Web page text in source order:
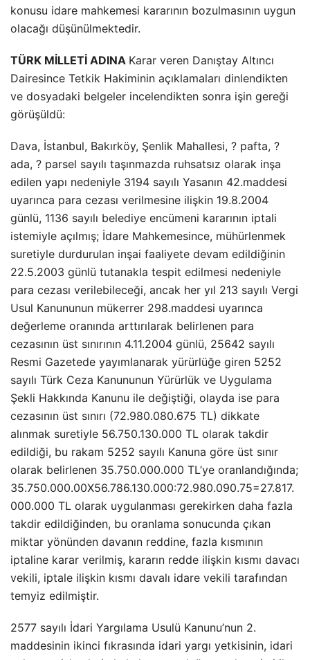
konusu idare mahkemesi kararının bozulmasının uygun
olacağı düşünülmektedir.
TÜRK MİLLETİ ADINA Karar veren Danıştay Altıncı
Dairesince Tetkik Hakiminin açıklamaları dinlendikten
ve dosyadaki belgeler incelendikten sonra işin gereği
görüşüldü:
Dava, İstanbul, Bakırköy, Şenlik Mahallesi, ? pafta, ?
ada, ? parsel sayılı taşınmazda ruhsatsız olarak inşa
edilen yapı nedeniyle 3194 sayılı Yasanın 42.maddesi
uyarınca para cezası verilmesine ilişkin 19.8.2004
günlü, 1136 sayılı belediye encümeni kararının iptali
istemiyle açılmış; İdare Mahkemesince, mühürlenmek
suretiyle durdurulan inşai faaliyete devam edildiğinin
22.5.2003 günlü tutanakla tespit edilmesi nedeniyle
para cezası verilebileceği, ancak her yıl 213 sayılı Vergi
Usul Kanununun mükerrer 298.maddesi uyarınca
değerleme oranında arttırılarak belirlenen para
cezasının üst sınırının 4.11.2004 günlü, 25642 sayılı
Resmi Gazetede yayımlanarak yürürlüğe giren 5252
sayılı Türk Ceza Kanununun Yürürlük ve Uygulama
Şekli Hakkında Kanunu ile değiştiği, olayda ise para
cezasının üst sınırı (72.980.080.675 TL) dikkate
alınmak suretiyle 56.750.130.000 TL olarak takdir
edildiği, bu rakam 5252 sayılı Kanuna göre üst sınır
olarak belirlenen 35.750.000.000 TL’ye oranlandığında;
35.750.000.00X56.786.130.000:72.980.090.75=27.817.
000.000 TL olarak uygulanması gerekirken daha fazla
takdir edildiğinden, bu oranlama sonucunda çıkan
miktar yönünden davanın reddine, fazla kısmının
iptaline karar verilmiş, kararın redde ilişkin kısmı davacı
vekili, iptale ilişkin kısmı davalı idare vekili tarafından
temyiz edilmiştir.
2577 sayılı İdari Yargılama Usulü Kanunu’nun 2.
maddesinin ikinci fıkrasında idari yargı yetkisinin, idari